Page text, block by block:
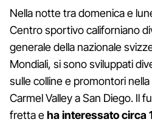
Nella notte tra domenica e
Centro sportivo californiano
generale della nazionale
Mondiali, si sono sviluppati
sulle colline e promontori
Carmel Valley a San Diego. Il
fretta eha interessato circa